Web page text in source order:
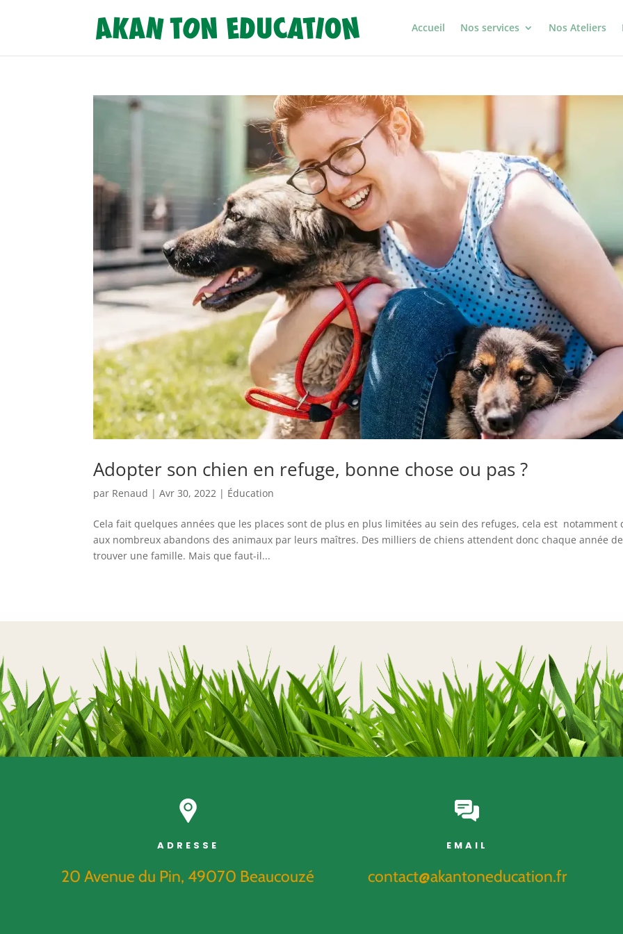
Accueil Nos services Nos Ateliers
Adopter son chien en refuge, bonne chose ou pas ?
par Renaud |Avr 30, 2022 | Éducation
Cela fait quelques années que les places sont de plus en plus limitées au sein des refuges, cela est notamment
aux nombreux abandons des animaux par leurs maîtres. Des milliers de chiens attendent donc chaque année de
trouver une famille. Mais que faut-il...
ADRESSE
20 Avenue du Pin, 49070 Beaucouzé
EMAIL
contact@akantoneducation.fr